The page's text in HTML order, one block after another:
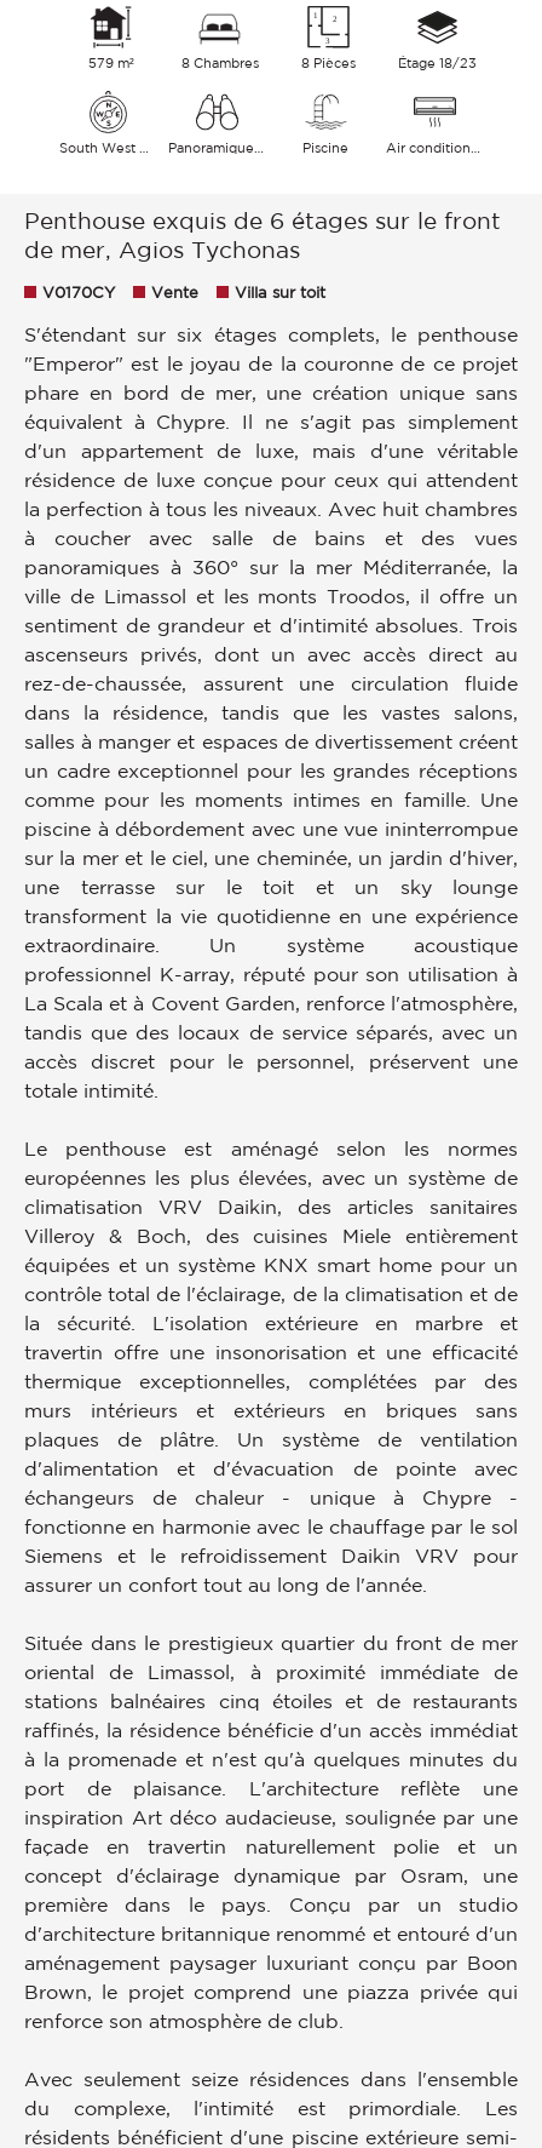
579 m² 8 Chambres 8 Pièces Étage 18/23
Piscine
Penthouse exquis de 6 étages sur le front
de mer, Agios Tychonas
V0170CY Vente Villa sur toit
S'étendant sur six étages complets, le penthouse
"Emperor" est le joyau de la couronne de ce projet
phare en bord de mer, une création unique sans
équivalent à Chypre. Il ne s'agit pas simplement
d'un appartement de luxe, mais d'une véritable
résidence de luxe conçue pour ceux qui attendent
la perfection à tous les niveaux. Avec huit chambres
à coucher avec salle de bains et des vues
panoramiques à 360° sur la mer Méditerranée, la
ville de Limassol et les monts Troodos, il offre un
sentiment de grandeur et d'intimité absolues. Trois
ascenseurs privés, dont un avec accès direct au
rez-de-chaussée, assurent une circulation fluide
dans la résidence, tandis que les vastes salons,
salles à manger et espaces de divertissement créent
un cadre exceptionnel pour les grandes réceptions
comme pour les moments intimes en famille. Une
piscine à débordement avec une vue ininterrompue
sur la mer et le ciel, une cheminée, un jardin d'hiver,
une terrasse sur le toit et un sky lounge
transforment la vie quotidienne en une expérience
extraordinaire. Un système acoustique
professionnel K-array, réputé pour son utilisation à
La Scala et à Covent Garden, renforce l'atmosphère,
tandis que des locaux de service séparés, avec un
accès discret pour le personnel, préservent une
totale intimité.
Le penthouse est aménagé selon les normes
européennes les plus élevées, avec un système de
climatisation VRV Daikin, des articles sanitaires
Villeroy & Boch, des cuisines Miele entièrement
équipées et un système KNX smart home pour un
contrôle total de l'éclairage, de la climatisation et de
la sécurité. L'isolation extérieure en marbre et
travertin offre une insonorisation et une efficacité
thermique exceptionnelles, complétées par des
murs intérieurs et extérieurs en briques sans
plaques de plâtre. Un système de ventilation
d'alimentation et d'évacuation de pointe avec
échangeurs de chaleur - unique à Chypre -
fonctionne en harmonie avec le chauffage par le sol
Siemens et le refroidissement Daikin VRV pour
assurer un confort tout au long de l'année.
Située dans le prestigieux quartier du front de mer
oriental de Limassol, à proximité immédiate de
stations balnéaires cinq étoiles et de restaurants
raffinés, la résidence bénéficie d'un accès immédiat
à la promenade et n'est qu'à quelques minutes du
port de plaisance. L'architecture reflète une
inspiration Art déco audacieuse, soulignée par une
façade en travertin naturellement polie et un
concept d'éclairage dynamique par Osram, une
première dans le pays. Conçu par un studio
d'architecture britannique renommé et entouré d'un
aménagement paysager luxuriant conçu par Boon
Brown, le projet comprend une piazza privée qui
renforce son atmosphère de club.
Avec seulement seize résidences dans l'ensemble
du complexe, l'intimité est primordiale. Les
résidents bénéficient d'une piscine extérieure semi-